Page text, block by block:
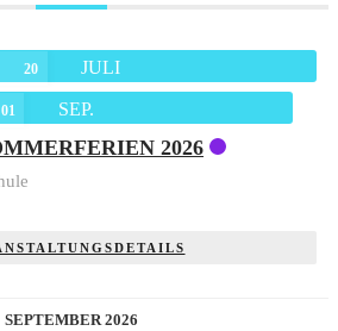
20 JULI
01 SEP.
2026
SEPTEMBER 2026